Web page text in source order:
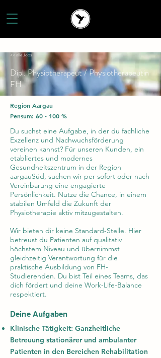
<< alle Jobs
Dipl. Physiotherapeut / Physiotherapeutin
FH
Region Aargau
Pensum: 60 - 100 %
Du suchst eine Aufgabe, in der du fachliche
Exzellenz und Nachwuchsförderung
vereinen kannst? Für unseren Kunden, ein
etabliertes und modernes
Gesundheitszentrum in der Region
aargauSüd, suchen wir per sofort oder nach
Vereinbarung eine engagierte
Persönlichkeit. Nutze die Chance, in einem
stabilen Umfeld die Zukunft der
Physiotherapie aktiv mitzugestalten.
Wir bieten dir keine Standard-Stelle. Hier
betreust du Patienten auf qualitativ
höchstem Niveau und übernimmst
gleichzeitig Verantwortung für die
praktische Ausbildung von FH-
Studierenden. Du bist Teil eines Teams, das
dich fördert und deine Work-Life-Balance
respektiert.
Deine Aufgaben
Klinische Tätigkeit: Ganzheitliche
Betreuung stationärer und ambulanter
Patienten in den Bereichen Rehabilitation